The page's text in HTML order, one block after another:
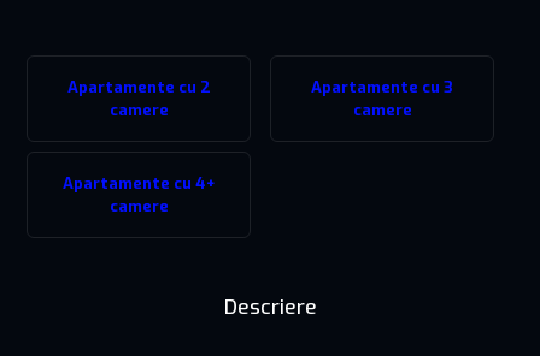
Apartamente cu 2
camere
Apartamente cu 3
camere
Apartamente cu 4+
camere
Descriere